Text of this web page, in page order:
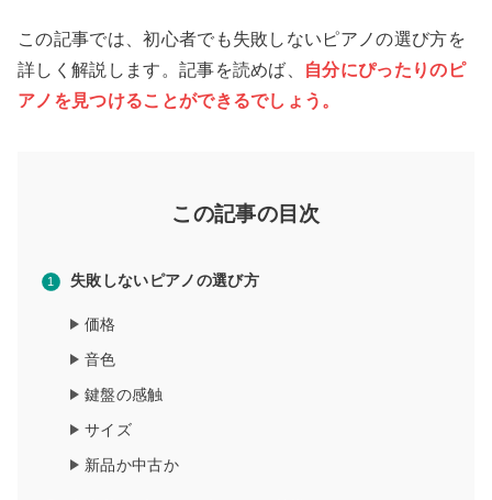
この記事では、初心者でも失敗しないピアノの選び方を
詳しく解説します。記事を読めば、
自分にぴったりのピ
アノを見つけることができるでしょう。
この記事の目次
失敗しないピアノの選び方
価格
音色
鍵盤の感触
サイズ
新品か中古か